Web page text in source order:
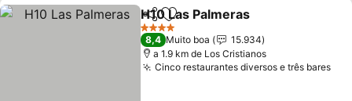
PartilharAdicionar aos favoritos
H10 Las Palmeras
4 Estrelas
8,4 Muito boa
15.934
a 1.9 km de Los Cristianos
Cinco restaurantes diversos e três bares